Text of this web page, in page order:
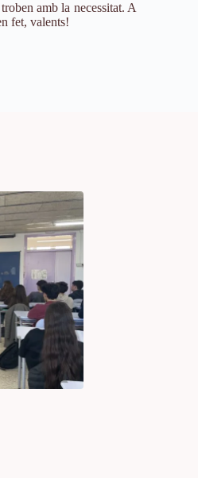
amb la necessitat. A
fet, valents!